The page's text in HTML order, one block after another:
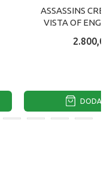
ASSASSINS
VISTA OF
2.800,00
DODAJ